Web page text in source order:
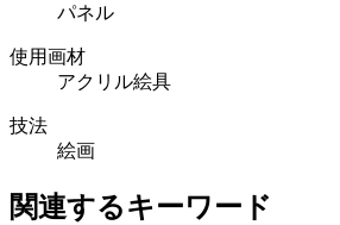
パネル
使用画材
アクリル絵具
技法
絵画
関連するキーワード